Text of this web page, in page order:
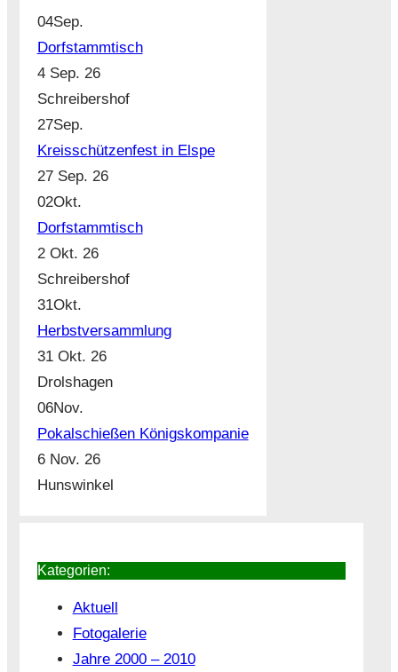
04Sep.
Dorfstammtisch
4 Sep. 26
Schreibershof
27Sep.
Kreisschützenfest in Elspe
27 Sep. 26
02Okt.
Dorfstammtisch
2 Okt. 26
Schreibershof
31Okt.
Herbstversammlung
31 Okt. 26
Drolshagen
06Nov.
Pokalschießen Königskompanie
6 Nov. 26
Hunswinkel
Kategorien:
Aktuell
Fotogalerie
Jahre 2000 – 2010